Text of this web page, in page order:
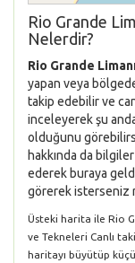
Rio Grande
Nelerdir?
Rio Grande
yapan veya
takip edebilir ve
inceleyerek şu
olduğunu
hakkında da
ederek buraya
görerek isterseniz
Üsteki harita ile Rio
ve Tekneleri Canlı
haritayı büyütüp